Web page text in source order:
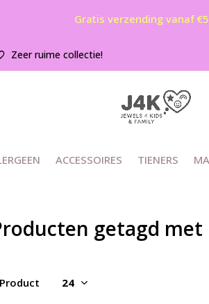
ACCESSOIRES TIENERS
Zeer ruime collectie!
Gratis verzending vanaf
getagd met